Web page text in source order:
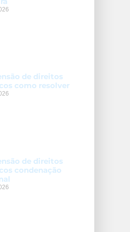
de direitos
como resolver
de direitos
condenação